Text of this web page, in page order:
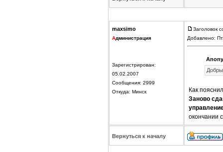
maxsimo
Администрация
Зарегистрирован:
05.02.2007
Сообщения: 2999
Откуда: Минск
Заголовок
Добавлено:
Как
Заново
окончании
Вернуться к началу